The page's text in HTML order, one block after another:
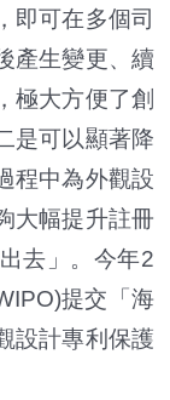
即可在多個司
產生變更、續
極大方便了創
是可以顯著降
程中為外觀設
大幅提升註冊
去」。今年2
提交「海
設計專利保護